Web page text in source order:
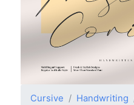
Cursive Handwriting